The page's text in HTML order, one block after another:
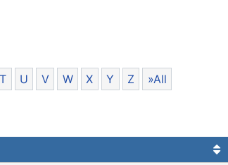
T U V W X Y Z »All